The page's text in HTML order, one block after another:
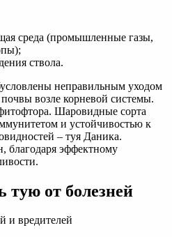
среда (промышленные газы,
ствола.
неправильным уходом
возле корневой системы.
Шаровидные сорта
и устойчивостью к
– туя Даника.
благодаря эффектному
тую от болезней